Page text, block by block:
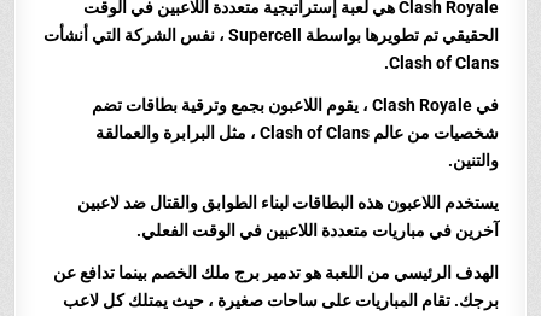
Clash Royale هي لعبة إستراتيجية متعددة اللاعبين في الوقت
الحقيقي تم تطويرها بواسطة Supercell ، نفس الشركة التي أنشأت
Clash of Clans.
في Clash Royale ، يقوم اللاعبون بجمع وترقية بطاقات تضم
شخصيات من عالم Clash of Clans ، مثل البرابرة والعمالقة
والتنين.
يستخدم اللاعبون هذه البطاقات لبناء الطوابق والقتال ضد لاعبين
آخرين في مباريات متعددة اللاعبين في الوقت الفعلي.
الهدف الرئيسي من اللعبة هو تدمير برج ملك الخصم بينما تدافع عن
برجك. تقام المباريات على ساحات صغيرة ، حيث يمتلك كل لاعب